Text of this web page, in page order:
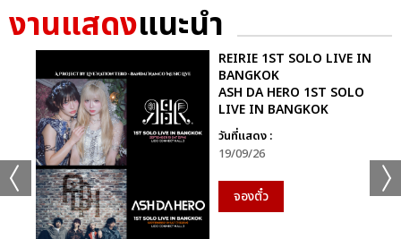
งานแสดงแนะนำ
REIRIE 1ST SOLO LIVE IN
BANGKOK
ASH DA HERO 1ST SOLO
LIVE IN BANGKOK
วันที่แสดง :
19/09/26
จองตั๋ว